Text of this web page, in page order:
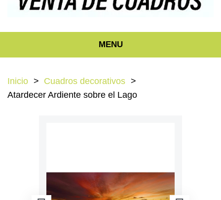
MENU
Inicio
Cuadros decorativos
Atardecer Ardiente sobre el Lago